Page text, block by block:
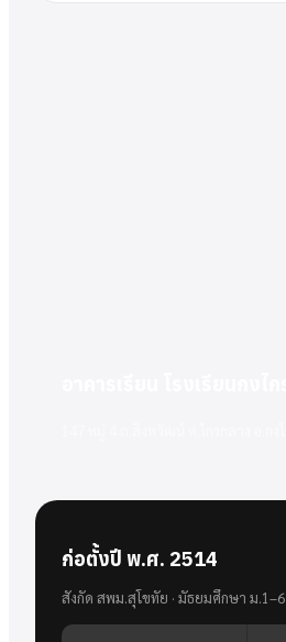
ก่อตั้งปี พ.ศ. 2514
สังกัด สพม.สุโขทัย · มัธยมศึกษา ม.1–6